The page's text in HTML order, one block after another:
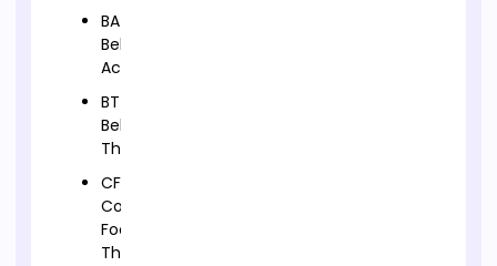
BA-
Behavioral
Activation
BT-
Behavioural
Therapy
CFT-
Compassion
Focused
Therapy